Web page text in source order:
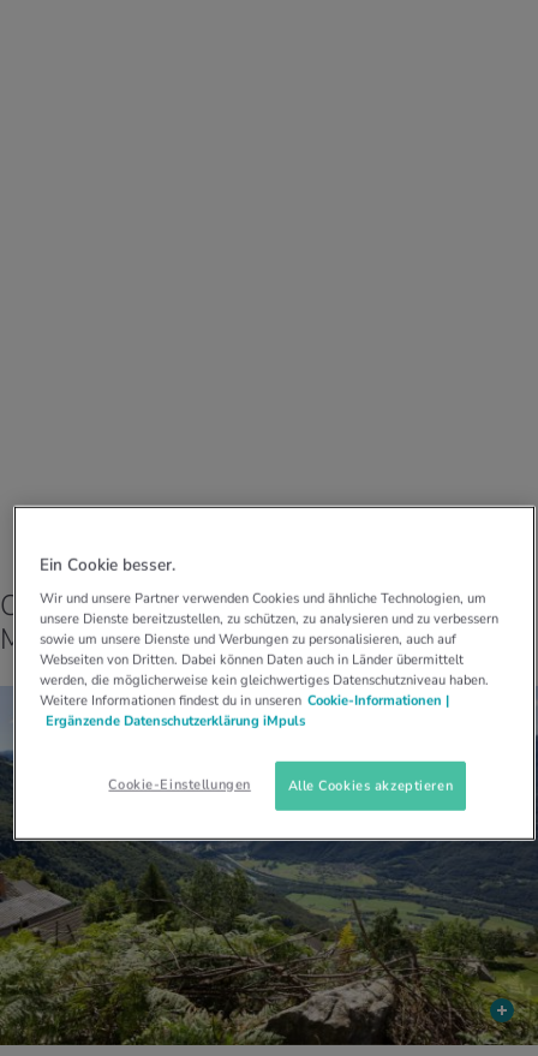
Capanna Brogoldone – zwischen
Matterhorn und Lichtermeer
Ein Cookie besser.
Wir und unsere Partner verwenden Cookies und ähnliche Technologien, um
unsere Dienste bereitzustellen, zu schützen, zu analysieren und zu verbessern
sowie um unsere Dienste und Werbungen zu personalisieren, auch auf
Webseiten von Dritten. Dabei können Daten auch in Länder übermittelt
werden, die möglicherweise kein gleichwertiges Datenschutzniveau haben.
Weitere Informationen findest du in unseren Cookie-Informationen |
Ergänzende Datenschutzerklärung iMpuls
Cookie-Einstellungen Alle Cookies akzeptieren